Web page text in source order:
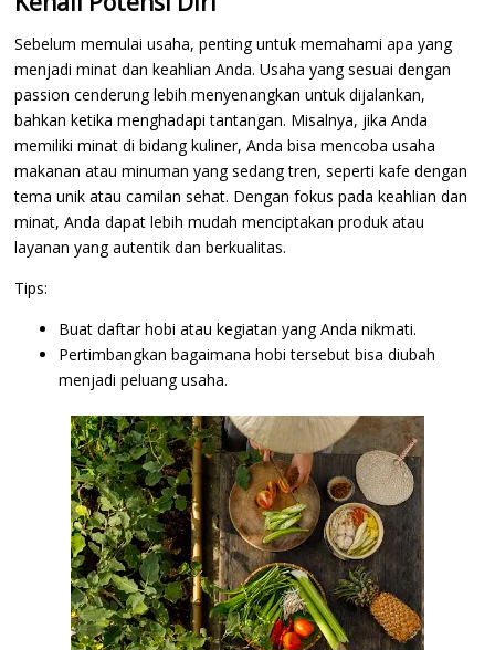
Sebelum memulai usaha, penting untuk memahami apa yang
menjadi minat dan keahlian Anda. Usaha yang sesuai dengan
passion cenderung lebih menyenangkan untuk dijalankan,
bahkan ketika menghadapi tantangan. Misalnya, jika Anda
memiliki minat di bidang kuliner, Anda bisa mencoba usaha
makanan atau minuman yang sedang tren, seperti kafe dengan
tema unik atau camilan sehat. Dengan fokus pada keahlian dan
minat, Anda dapat lebih mudah menciptakan produk atau
layanan yang autentik dan berkualitas.
Tips:
Buat daftar hobi atau kegiatan yang Anda nikmati.
Pertimbangkan bagaimana hobi tersebut bisa diubah
menjadi peluang usaha.